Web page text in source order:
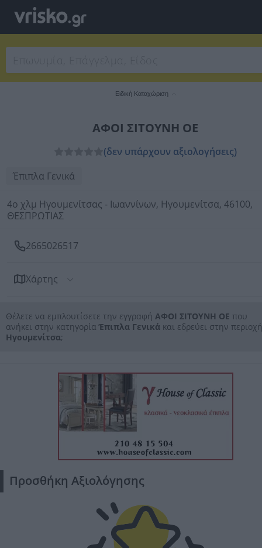
Ειδική Καταχώριση
ΑΦΟΙ ΣΙΤΟΥΝΗ ΟΕ
(δεν υπάρχουν αξιολογήσεις)
Έπιπλα Γενικά
4ο χλμ Ηγουμενίτσας - Ιωαννίνων, Ηγουμενίτσα, 46100,
ΘΕΣΠΡΩΤΙΑΣ
2665026517
Χάρτης
Θέλετε να εμπλουτίσετε την εγγραφή ΑΦΟΙ ΣΙΤΟΥΝΗ ΟΕ που
ανήκει στην κατηγορία Έπιπλα Γενικά και εδρεύει στην περιοχή
Ηγουμενίτσα;
Προσθήκη Αξιολόγησης